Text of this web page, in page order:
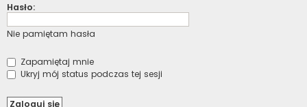
Hasło:
Nie pamiętam hasła
Zapamiętaj mnie
Ukryj mój status podczas tej sesji